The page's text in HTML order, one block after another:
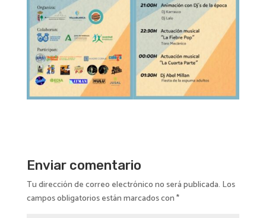
Enviar comentario
Tu dirección de correo electrónico no será publicada. Los
campos obligatorios están marcados con*